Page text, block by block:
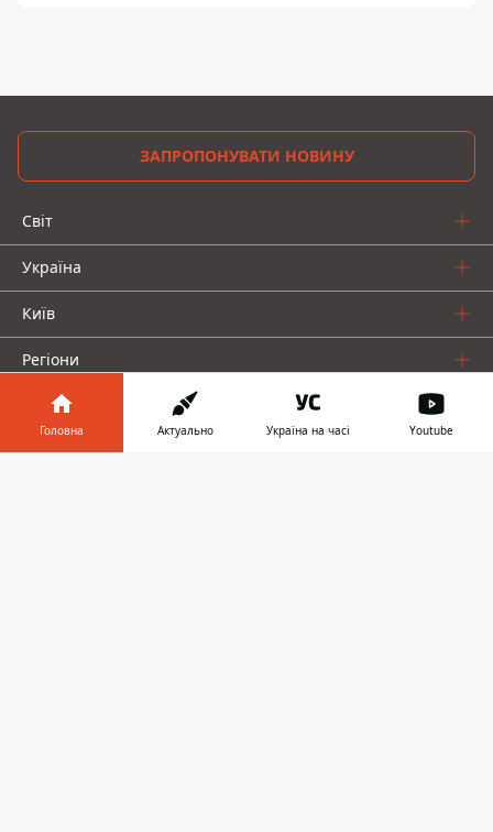
ЗАПРОПОНУВАТИ НОВИНУ
Світ
Україна
Київ
Регіони
Гроші
Шоу-біз
Головна Актуально Україна на часі Youtube